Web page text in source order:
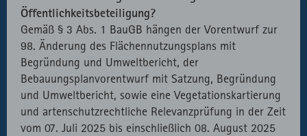
Öffentlichkeitsbeteiligung?
Gemäß § 3 Abs. 1 BauGB hängen der Vorentwurf zur
98. Änderung des Flächennutzungsplans mit
Begründung und Umweltbericht, der
Bebauungsplanvorentwurf mit Satzung, Begründung
und Umweltbericht, sowie eine Vegetationskartierung
und artenschutzrechtliche Relevanzprüfung in der Zeit
vom 07. Juli 2025 bis einschließlich 08. August 2025